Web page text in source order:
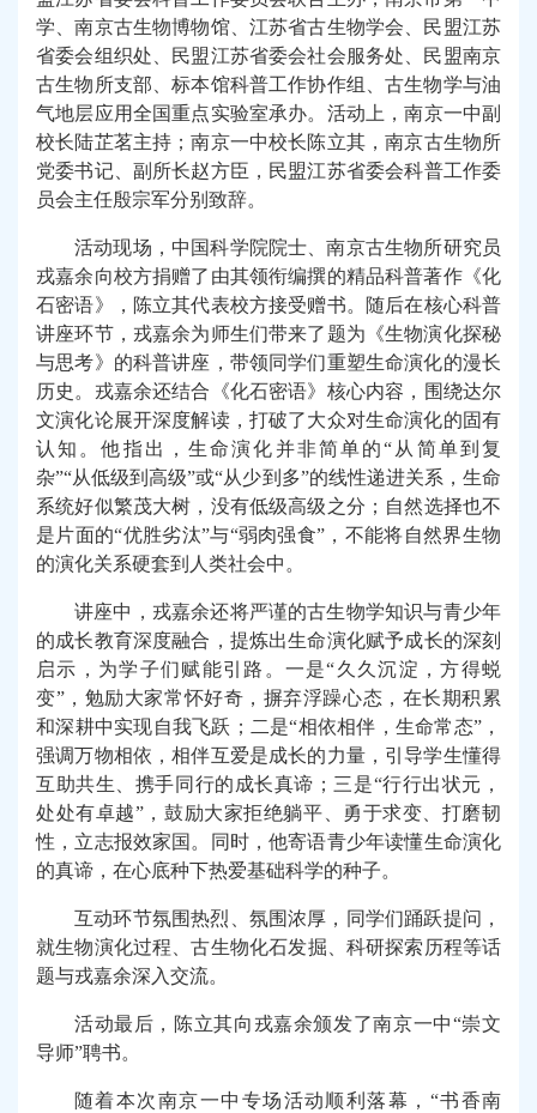
学、南京古生物博物馆、江苏省古生物学会 、民盟江苏
省委会组织处、民盟江苏省委会社会服务处、民盟南京
古生物所支部、标本馆科普工作协作组、古生物学与油
气地层应用全国重点实验室承办。 活动上，南京一中副
校长陆芷茗主持 ；南京一中校长陈立其，南京古生物所
党委书记、副所长赵方臣 ， 民盟江苏省委会科普工作委
员会主任殷宗军分别致辞。
活动现场， 中国科学院院士、南京古生物所研究员
戎嘉余向校方捐赠了由其领衔编撰的精品科普著作《化
石密语》，陈立其代表校方接受赠书。
随后在核心科普
讲座环节，戎嘉余为师生们带来了题为《生物演化探秘
与思考》的科普讲座，带领同学们重塑生命演化的漫长
历史。 戎嘉余还结合《化石密语》核心内容 ， 围绕达尔
文演化论展开深度解读，打破了大众对生命演化的固有
认知。他指出，生命演化并非简单的“从简单到复
杂”“从低级到高级”或“从少到多”的线性递进关系 ，生命
系统好似繁茂大树 ， 没有低级高级之分；自然选择也不
是 片面的“优胜劣汰”与“弱肉强食”，不能将自然界生物
的演化关系硬套到人类社会中。
讲座中， 戎嘉余还将严谨的古生物学知识与青少年
的成长教育深度融合，提炼出生命演化赋予成长的深刻
启示 ， 为学子们赋能引路。一是“久久沉淀，方得蜕
变”，勉励大家常怀好奇 ，摒弃浮躁心态， 在长期积累
和深耕中实现自我飞跃；二是“相依相伴，生命常态”，
强调万物相依，相伴互爱是成长的力量，引导学生懂得
互助共生、携手同行的成长真谛 ；三是“行行出状元，
处处有卓越”，鼓励大家拒绝躺平 勇于求变
打磨韧
性，立志报效家国。
同时，他寄语青少年读懂生命演化
的真谛，在心底种下热爱基础科学的种子。
互动环节氛围热烈、氛围浓厚，同学们踊跃提问，
就生物演化过程 、古生物化石发掘 、科研探索历程等话
题与戎嘉余深入交流。
活动最后，陈立其向戎嘉余颁发了南京一中“崇文
导师”聘书。
随着本次南京一中专场活动顺利落幕， “书香南